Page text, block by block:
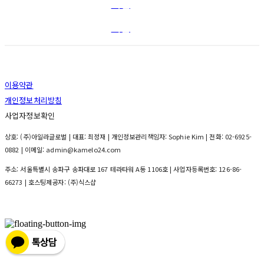
이용약관
개인정보처리방침
사업자정보확인
상호: (주)아일라글로벌 | 대표: 최정재 | 개인정보관리책임자: Sophie Kim | 전화: 02-6925-
0882 | 이메일: admin@kamelo24.com
주소: 서울특별시 송파구 송파대로 167 테라타워 A동 1106호 | 사업자등록번호: 126-86-
66273 | 호스팅제공자: (주)식스샵